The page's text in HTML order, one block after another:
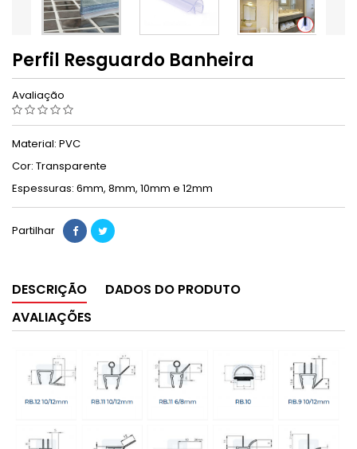
Perfil Resguardo Banheira
Avaliação
Material: PVC
Cor: Transparente
Espessuras: 6mm, 8mm, 10mm e 12mm
Partilhar
DESCRIÇÃO
DADOS DO PRODUTO
AVALIAÇÕES